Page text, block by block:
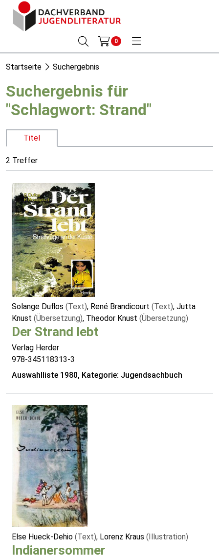
0
Startseite Suchergebnis
Suchergebnis für
"Schlagwort: Strand"
Titel
2 Treffer
Solange Duflos (Text), René Brandicourt (Text), Jutta
Knust (Übersetzung), Theodor Knust (Übersetzung)
Der Strand lebt
Verlag Herder
978-345118313-3
Auswahlliste 1980, Kategorie: Jugendsachbuch
Else Hueck-Dehio (Text), Lorenz Kraus (Illustration)
Indianersommer